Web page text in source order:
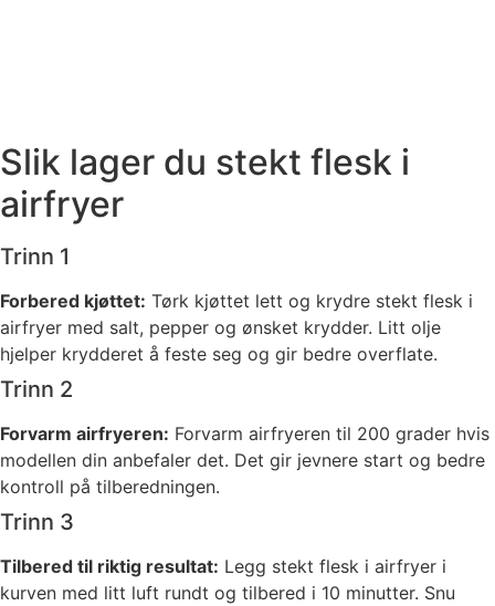
Slik lager du stekt flesk i
airfryer
Trinn 1
Forbered kjøttet: Tørk kjøttet lett og krydre stekt flesk i
airfryer med salt, pepper og ønsket krydder. Litt olje
hjelper krydderet å feste seg og gir bedre overflate.
Trinn 2
Forvarm airfryeren: Forvarm airfryeren til 200 grader hvis
modellen din anbefaler det. Det gir jevnere start og bedre
kontroll på tilberedningen.
Trinn 3
Tilbered til riktig resultat: Legg stekt flesk i airfryer i
kurven med litt luft rundt og tilbered i 10 minutter. Snu